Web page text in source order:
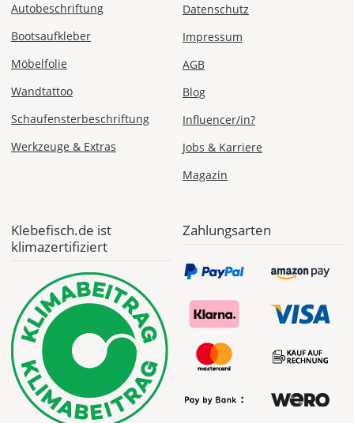
ab 24,98
Produktionsaufschlag
Versandkosten 14,99
Abhängig
vom
werden
Dir
im
Checkout
angezeigt.
Autobeschriftung
Bootsaufkleber
Möbelfolie
Wandtattoo
Schaufensterbeschriftung
Werkzeuge & Extras
Datenschutz
Impressum
AGB
Blog
Influencer/in?
Jobs & Karriere
Magazin
Klebefisch.de ist
klimazertifiziert
Zahlungsarten